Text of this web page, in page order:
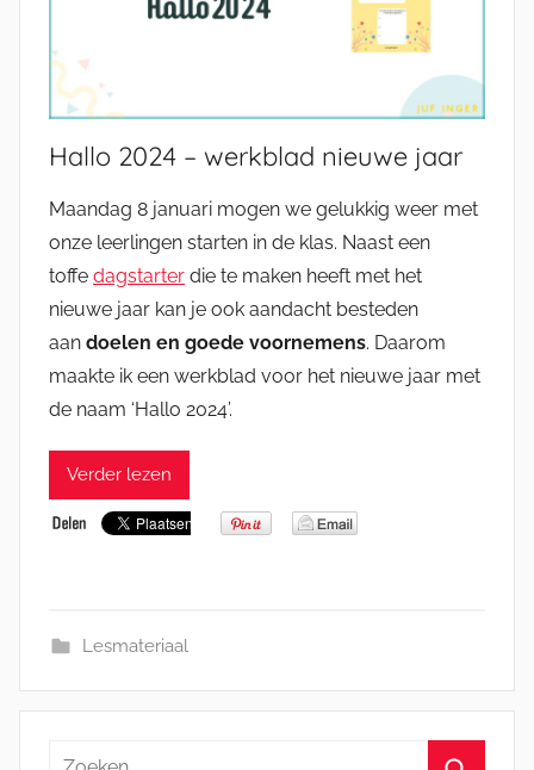
Hallo 2024 – werkblad nieuwe jaar
Maandag 8 januari mogen we gelukkig weer met
onze leerlingen starten in de klas. Naast een
toffe dagstarter die te maken heeft met het
nieuwe jaar kan je ook aandacht besteden
aan doelen en goede voornemens. Daarom
maakte ik een werkblad voor het nieuwe jaar met
de naam ‘Hallo 2024’.
Verder lezen
Lesmateriaal
Zoeken